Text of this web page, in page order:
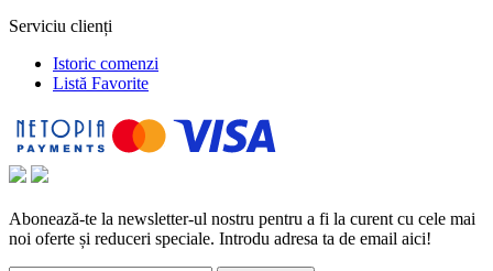
Serviciu clienți
Istoric comenzi
Listă Favorite
Abonează-te la newsletter-ul nostru pentru a fi la curent cu cele mai
noi oferte și reduceri speciale. Introdu adresa ta de email aici!